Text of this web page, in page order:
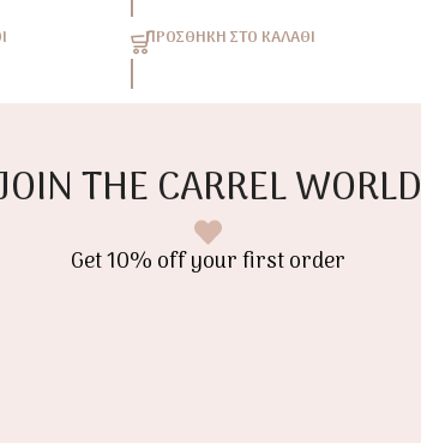
ΠΡΟΣΘΉΚΗ ΣΤΟ ΚΑΛΆΘΙ
THE CARREL WORLD
Get 10% off your first order